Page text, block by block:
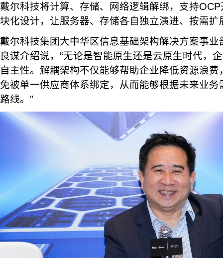
戴尔科技将计算、存储、网络逻辑解绑，支持
块化设计，让服务器、存储各自独立演进、按需扩
戴尔科技集团大中华区信息基础架构解决方案事
良谋介绍说，“无论是智能原生还是云原生时代，
自主性。解耦架构不仅能够帮助企业降低资源浪
免被单一供应商体系绑定，从而能够根据未来业
路线。”